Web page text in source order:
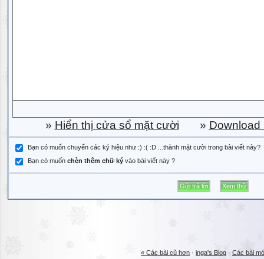
» Hiển thị cửa sổ mặt cười » Download
Bạn có muốn chuyển các ký hiệu như :) :( :D ...thành mặt cười trong bài viết này?
Bạn có muốn chèn thêm chữ ký vào bài viết này ?
« Các bài cũ hơn · inga's Blog · Các bài